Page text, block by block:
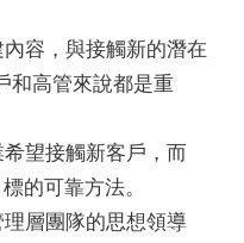
容，與接觸新的潛在
和高管來說都是重
望接觸新客戶，而
的可靠方法。
層團隊的思想領導